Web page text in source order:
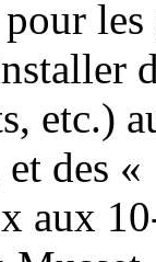
les
etc.)
des
aux